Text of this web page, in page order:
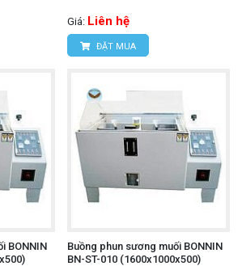
Giá: Liên hệ
ĐẶT MUA
BONNIN
Buồng phun sương muối BONNIN
BN-ST-010 (1600x1000x500)